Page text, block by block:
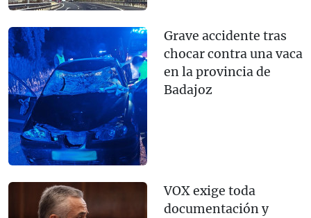
Grave accidente tras
chocar contra una vaca
en la provincia de
Badajoz
VOX exige toda
documentación y